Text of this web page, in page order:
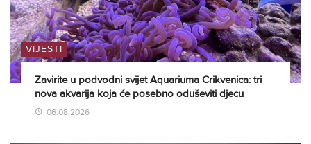
VIJESTI
Zavirite u podvodni svijet Aquariuma Crikvenica: tri
nova akvarija koja će posebno oduševiti djecu
06.08.2026